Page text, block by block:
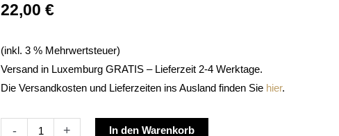
22,00 €
(inkl. 3 % Mehrwertsteuer)
Versand in Luxemburg GRATIS – Lieferzeit 2-4 Werktage.
Die Versandkosten und Lieferzeiten ins Ausland finden Sie hier.
-
Das
+ In den Warenkorb